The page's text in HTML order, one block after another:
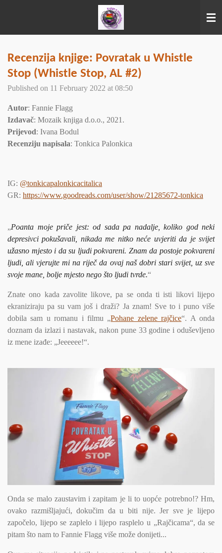
main
Recenzija knjige: Povratak u Whistle
Stop (Whistle Stop, AL #2)
Published on 11 February 2022 at 08:50
Autor: Fannie Flagg
Izdavač: Mozaik knjiga d.o.o., 2021.
Prijevod: Ivana Bodul
Recenziju napisala: Tonkica Palonkica
IG: @tonkicapalonkicacitalica
GR: https://www.goodreads.com/user/show/21285672-tonkica
„Poanta moje priče jest: od sada pa nadalje, koliko god neki
depresivci pokušavali, nikada me nitko neće uvjeriti da je svijet
užasno mjesto i da su ljudi pokvareni. Znam da postoje pokvareni
ljudi, ali vjerujte mi na riječ da ovaj naš dobri stari svijet, uz sve
svoje mane, bolje mjesto nego što ljudi tvrde.“
Znate ono kada zavolite likove, pa se onda ti isti likovi lijepo
ekraniziraju pa su vam još i draži? Ja znam! Sve to i puno više
dobila sam u romanu i filmu „Pohane zelene rajčice“. A onda
doznam da izlazi i nastavak, nakon pune 33 godine i oduševljeno
iz mene izađe: „Jeeeeee!“.
Onda se malo zaustavim i zapitam je li to uopće potrebno!? Hm,
ovako razmišljajući, dokučim da u biti nije. Jer sve je lijepo
započelo, lijepo se zaplelo i lijepo rasplelo u „Rajčicama“, da se
pitam što nam to Fannie Flagg više može donijeti...